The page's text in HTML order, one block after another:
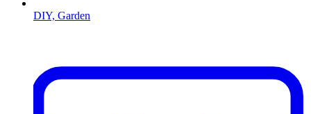
DIY, Garden